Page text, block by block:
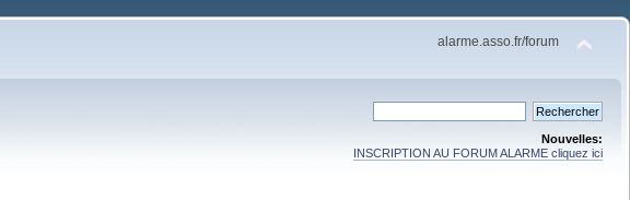
alarme.asso.fr/forum
Nouvelles:
INSCRIPTION AU FORUM ALARME cliquez ici